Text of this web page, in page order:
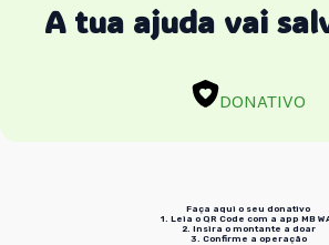
A tua ajuda vai
DONATIVO
Faça aqui o seu donativo
1. Leia o QR Code com a app MB
2. Insira o montante a doar
3. Confirme a operação